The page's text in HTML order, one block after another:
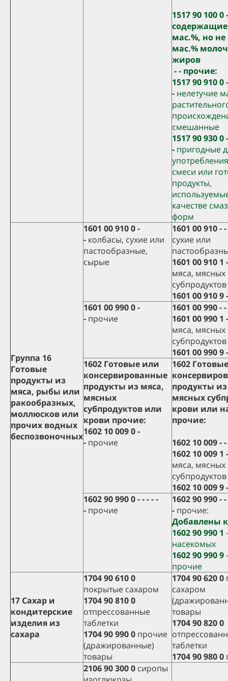
1517 90 100 0
содержащие
мас.%, но не
мас.%
жиров
- - прочие:
1517 90 910 0
- нелетучие
смешанные
1517 90 930 0
- пригодные
смеси или
продукты,
качестве
форм
Группа 16
Готовые
продукты из
мяса, рыбы или
ракообразных,
моллюсков или
прочих водных
беспозвоночных
1601 00 910 0 -
- колбасы, сухие или
пастообразные,
сырые
1601 00 910 - -
сухие или
1601 00 910 1
мяса, мясных
1601 00 910 9
1601 00 990 0 -
- прочие
1601 00 990 - -
1601 00 990 1
мяса, мясных
1601 00 990 9
1602 Готовые или
консервированные
продукты из мяса,
мясных
субпродуктов или
крови прочие:
1602 10 009 0 -
- прочие
1602
продукты
мясных
крови или
прочие:
1602 10 009 - -
1602 10 009 1
мяса, мясных
1602 10 009 9
1602 90 990 0 - - - - -
- прочие
1602 90 990 - -
- прочие:
Добавлены
1602 90 990 1
насекомых
1602 90 990 9
прочие
17 Сахар и
кондитерские
изделия из
сахара
1704 90 610 0
покрытые сахаром
1704 90 810 0
отпрессованные
таблетки
1704 90 990 0 прочие
(дражированные)
товары
1704 90 620 0
сахаром
товары
1704 90 820 0
таблетки
1704 90 980 0
2106 90 300 0 сиропы